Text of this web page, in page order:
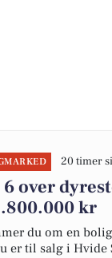
20 timer
6 over
kr
du om en
er til salg i Hvide